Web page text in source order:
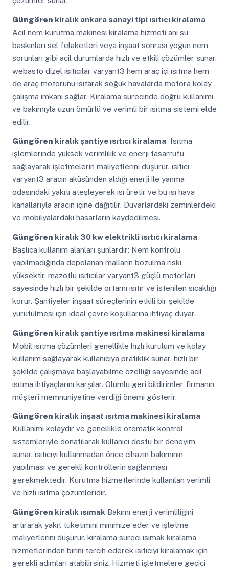
Güngören kiralık ankara sanayi tipi ısıtıcı kiralama
Acil nem kurutma makinesi kiralama hizmeti ani su
baskınları sel felaketleri veya inşaat sonrası yoğun nem
sorunları gibi acil durumlarda hızlı ve etkili çözümler sunar.
webasto dizel ısıtıcılar varyant3 hem araç içi ısıtma hem
de araç motorunu ısıtarak soğuk havalarda motora kolay
çalışma imkanı sağlar. Kiralama sürecinde doğru kullanımı
ve bakımıyla uzun ömürlü ve verimli bir ısıtma sistemi elde
edilir.
Güngören kiralık şantiye ısıtıcı kiralamaIsıtma
işlemlerinde yüksek verimlilik ve enerji tasarrufu
sağlayarak işletmelerin maliyetlerini düşürür. ısıtıcı
varyant3 aracın aküsünden aldığı enerji ile yanma
odasındaki yakıtı ateşleyerek ısı üretir ve bu ısı hava
kanallarıyla aracın içine dağıtılır. Duvarlardaki zeminlerdeki
ve mobilyalardaki hasarların kaydedilmesi.
Güngören kiralık 30 kw elektrikli ısıtıcı kiralama
Başlıca kullanım alanları şunlardır: Nem kontrolü
yapılmadığında depolanan malların bozulma riski
yüksektir. mazotlu ısıtıcılar varyant3 güçlü motorları
sayesinde hızlı bir şekilde ortamı ısıtır ve istenilen sıcaklığı
korur. Şantiyeler inşaat süreçlerinin etkili bir şekilde
yürütülmesi için ideal çevre koşullarına ihtiyaç duyar.
Güngören kiralık şantiye ısıtma makinesi kiralama
Mobil ısıtma çözümleri genellikle hızlı kurulum ve kolay
kullanım sağlayarak kullanıcıya pratiklik sunar. hızlı bir
şekilde çalışmaya başlayabilme özelliği sayesinde acil
ısıtma ihtiyaçlarını karşılar. Olumlu geri bildirimler firmanın
müşteri memnuniyetine verdiği önemi gösterir.
Güngören kiralık inşaat ısıtma makinesi kiralama
Kullanımı kolaydır ve genellikle otomatik kontrol
sistemleriyle donatılarak kullanıcı dostu bir deneyim
sunar. ısıtıcıyı kullanmadan önce cihazın bakımının
yapılması ve gerekli kontrollerin sağlanması
gerekmektedir. Kurutma hizmetlerinde kullanılan verimli
ve hızlı ısıtma çözümleridir.
Güngören kiralık ısımak Bakımı enerji verimliliğini
artırarak yakıt tüketimini minimize eder ve işletme
maliyetlerini düşürür. kiralama süreci ısımak kiralama
hizmetlerinden birini tercih ederek ısıtıcıyı kiralamak için
gerekli adımları atabilirsiniz. Hizmeti işletmelere geçici